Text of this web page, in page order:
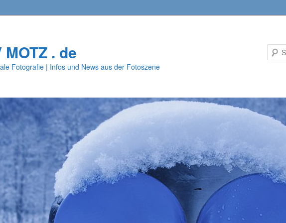
. de
Fotografie | Infos und News aus der Fotoszene